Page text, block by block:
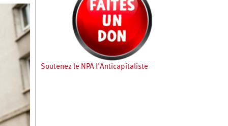
Soutenez le NPA l'Anticapitaliste